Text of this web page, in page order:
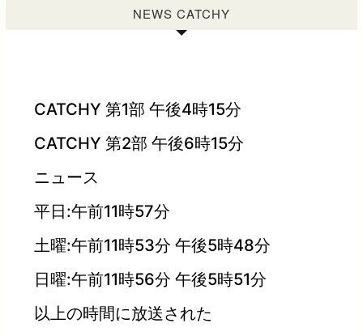
NEWS CATCHY
CATCHY 第1部 午後4時15分
CATCHY 第2部 午後6時15分
ニュース
平日:午前11時57分
土曜:午前11時53分 午後5時48分
日曜:午前11時56分 午後5時51分
以上の時間に放送された